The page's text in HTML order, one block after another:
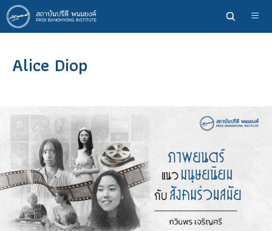
ข้าม
ไป
ยัง
หลักAlice Diop